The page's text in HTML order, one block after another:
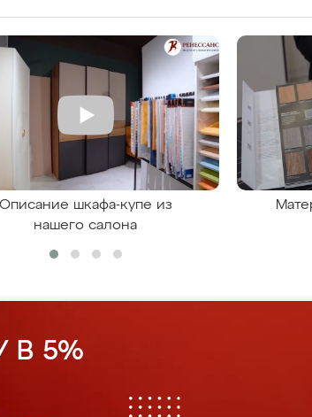
Описание шкафа-купе из
нашего салона
В 5%